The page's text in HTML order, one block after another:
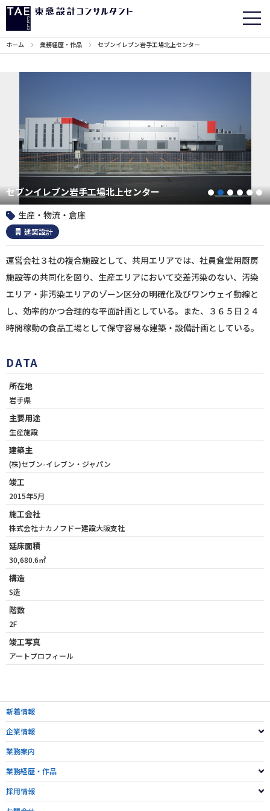
ホーム 業務経歴・作品 セブンイレブン岩手工場北上センター
セブンイレブン岩手工場北上センター 1 2 3 4 5
生産・物流・倉庫
建築設計
運営会社３社の複合施設として、共用エリアでは、社員食堂用厨房
施設等の共同化を図り、生産エリアにおいて交差汚染のない、汚染
エリア・非汚染エリアのゾーン区分の明確化及びワンウェイ動線と
し、効率的かつ合理的な平面計画としている。また、３６５日２４
時間稼動の食品工場として保守容易な建築・設備計画としている。
DATA
所在地
岩手県
主要用途
生産施設
建築主
(株)セブン-イレブン・ジャパン
竣工
2015年5月
施工会社
株式会社ナカノフドー建設大阪支社
延床面積
30,680.6㎡
構造
S造
階数
2F
竣工写真
アートプロフィール
新着情報
企業情報
業務案内
業務経歴・作品
採用情報